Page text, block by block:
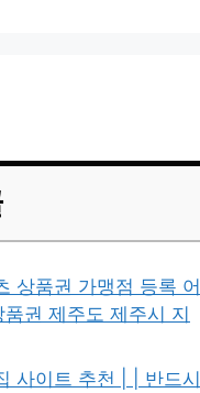
상품권 가맹점 등록 어
권 제주도 제주시 지
사이트 추천 | | 반드시